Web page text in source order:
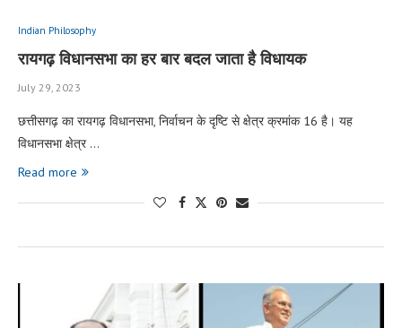
Indian Philosophy
रायगढ़ विधानसभा का हर बार बदल जाता है विधायक
July 29, 2023
छत्तीसगढ़ का रायगढ़ विधानसभा, निर्वाचन के दृष्टि से क्षेत्र क्रमांक 16 है। यह
विधानसभा क्षेत्र …
Read more